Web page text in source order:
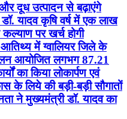
दूध उत्पादन से बढ़ाएंगे
यादव कृषि वर्ष में एक लाख
पर खर्च होगी
में ग्वालियर जिले के
आयोजित लगभग 87.21
का किया लोकार्पण एवं
के लिये की बड़ी-बड़ी सौगातों
ने मुख्यमंत्री डॉ. यादव का